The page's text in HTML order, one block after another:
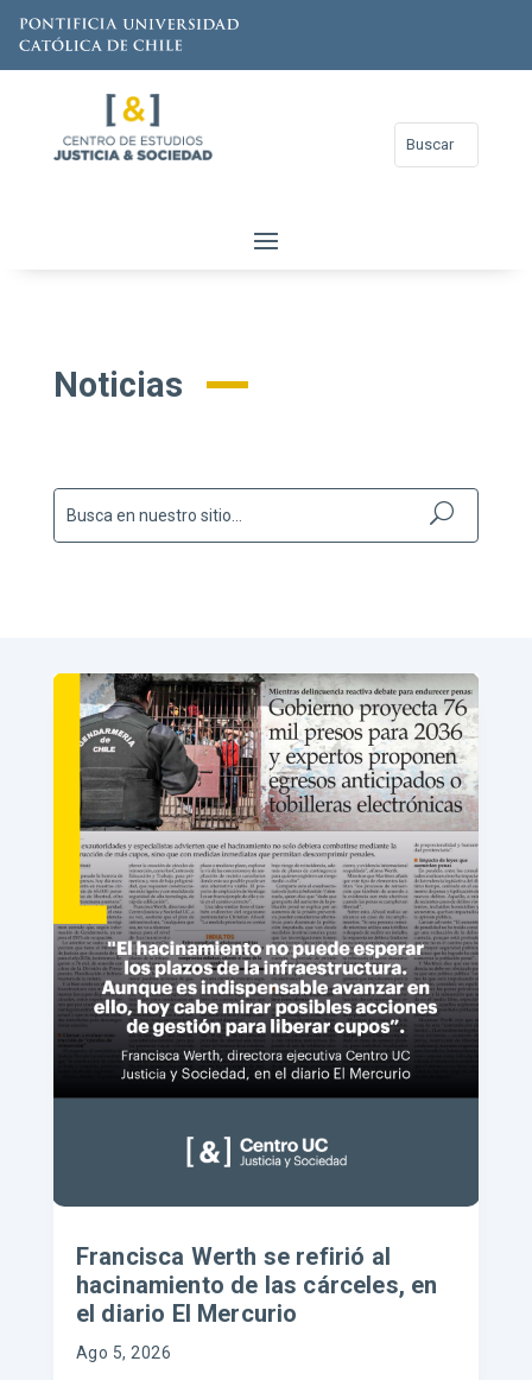
Noticias
Francisca Werth se refirió al
hacinamiento de las cárceles, en
el diario El Mercurio
Ago 5, 2026